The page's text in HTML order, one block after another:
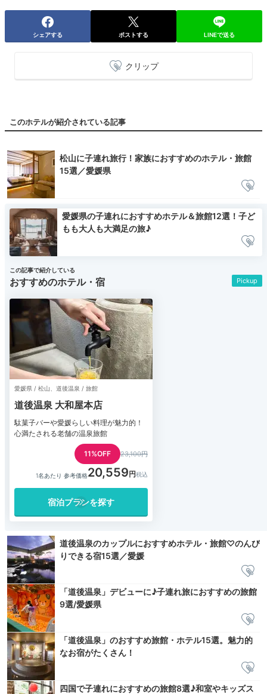
シェアする ポストする LINEで送る
クリップ
このホテルが紹介されている記事
松山に子連れ旅行！家族におすすめのホテル・旅館
15選／愛媛県
愛媛県の子連れにおすすめホテル＆旅館12選！子ど
もも大人も大満足の旅♪
Pickup
この記事で紹介している
おすすめのホテル・宿
愛媛県 / 松山、道後温泉 / 旅館
道後温泉 大和屋本店
駄菓子バーや愛媛らしい料理が魅力的！
心満たされる老舗の温泉旅館
11%OFF 23,100円
1名あたり 参考価格20,559
宿泊プランを探す
道後温泉のカップルにおすすめホテル・旅館♡のんび
りできる宿15選／愛媛
「道後温泉」デビューに♪子連れ旅におすすめの旅館
9選/愛媛県
「道後温泉」のおすすめ旅館・ホテル15選。魅力的
なお宿がたくさん！
四国で子連れにおすすめの旅館8選♪和室やキッズス